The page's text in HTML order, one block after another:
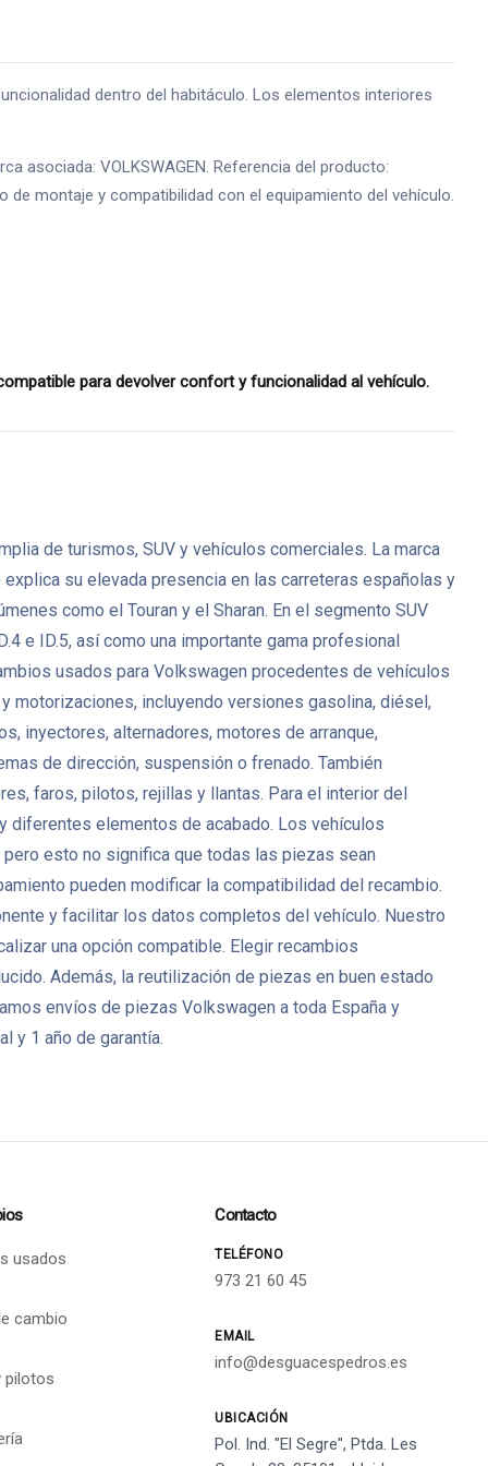
dentro del habitáculo. Los elementos interiores
asociada: VOLKSWAGEN. Referencia del producto:
montaje y compatibilidad con el equipamiento del vehículo.
para devolver confort y funcionalidad al vehículo.
de turismos, SUV y vehículos comerciales. La marca
su elevada presencia en las carreteras españolas y
como el Touran y el Sharan. En el segmento SUV
e ID.5, así como una importante gama profesional
usados para Volkswagen procedentes de vehículos
motorizaciones, incluyendo versiones gasolina, diésel,
inyectores, alternadores, motores de arranque,
de dirección, suspensión o frenado. También
faros, pilotos, rejillas y llantas. Para el interior del
diferentes elementos de acabado. Los vehículos
esto no significa que todas las piezas sean
pueden modificar la compatibilidad del recambio.
y facilitar los datos completos del vehículo. Nuestro
una opción compatible. Elegir recambios
Además, la reutilización de piezas en buen estado
envíos de piezas Volkswagen a toda España y
y 1 año de garantía.
usados
cambio
pilotos
Contacto
TELÉFONO
973 21 60 45
EMAIL
info@desguacespedros.es
UBICACIÓN
Pol. Ind. "El Segre", Ptda. Les